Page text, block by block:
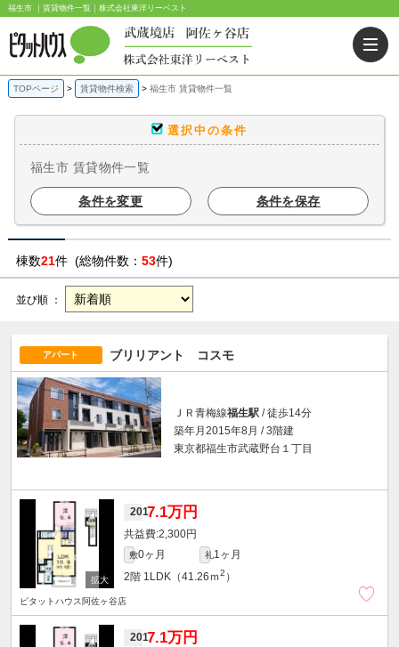
福生市 ｜賃貸物件一覧｜株式会社東洋リーベスト
TOPページ 賃貸物件検索 福生市 賃貸物件一覧
選択中の条件
福生市 賃貸物件一覧
条件を変更 条件を保存
棟数21件 (総物件数： 53件)
並び順 ：
アパート ブリリアント コスモ
ＪＲ青梅線福生駅 / 徒歩14分
築年月2015年8月 / 3階建
東京都福生市武蔵野台１丁目
2017.1万円
2,300円
敷0ヶ月 礼1ヶ月
2階 1LDK（41.26ｍ2 ）
ピタットハウス阿佐ヶ谷店
2017.1万円